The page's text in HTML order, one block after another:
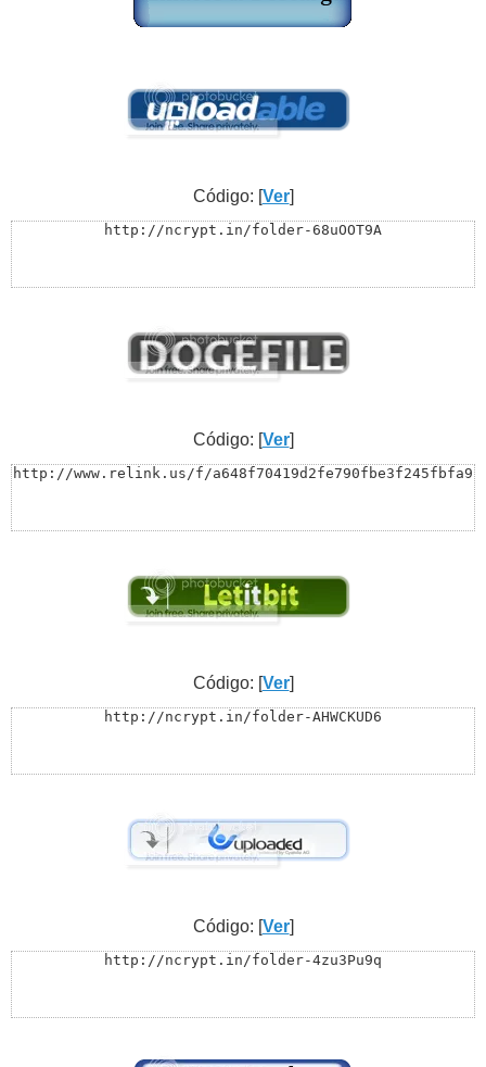
Código: [Ver]
http://ncrypt.in/folder-68uOOT9A
Código: [Ver]
http://www.relink.us/f/a648f70419d2fe790fbe3f245fbfa9
Código: [Ver]
http://ncrypt.in/folder-AHWCKUD6
Código: [Ver]
http://ncrypt.in/folder-4zu3Pu9q